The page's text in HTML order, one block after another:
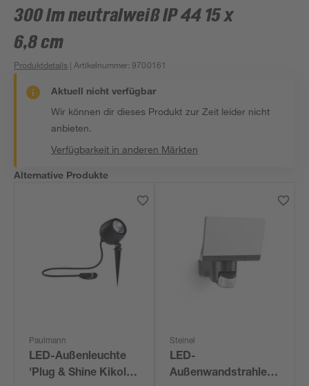
300 lm neutralweiß IP 44 15 x
6,8 cm
Produktdetails | Artikelnummer:9700161
Aktuell nicht verfügbar
Wir können dir dieses Produkt zur Zeit leider nicht
anbieten.
Verfügbarkeit in anderen Märkten
Alternative Produkte
Paulmann
LED-Außenleuchte
'Plug & Shine Kikolo'
Steinel
LED-
Außenwandstrahler